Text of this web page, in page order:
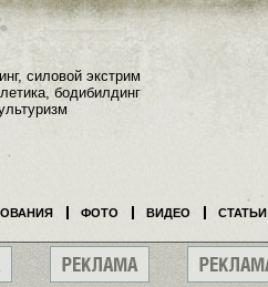
силовой экстрим
бодибилдинг
ФОТО ВИДЕО СТАТЬИ